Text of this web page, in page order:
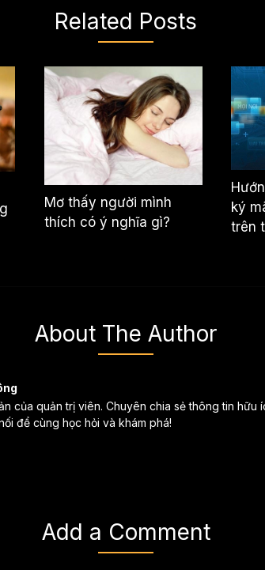
Related Posts
Mơ thấy người mình
thích có ý nghĩa gì?
ký
trên
About The Author
của quản trị viên. Chuyên chia sẻ thông tin hữu
để cùng học hỏi và khám phá!
Add a Comment